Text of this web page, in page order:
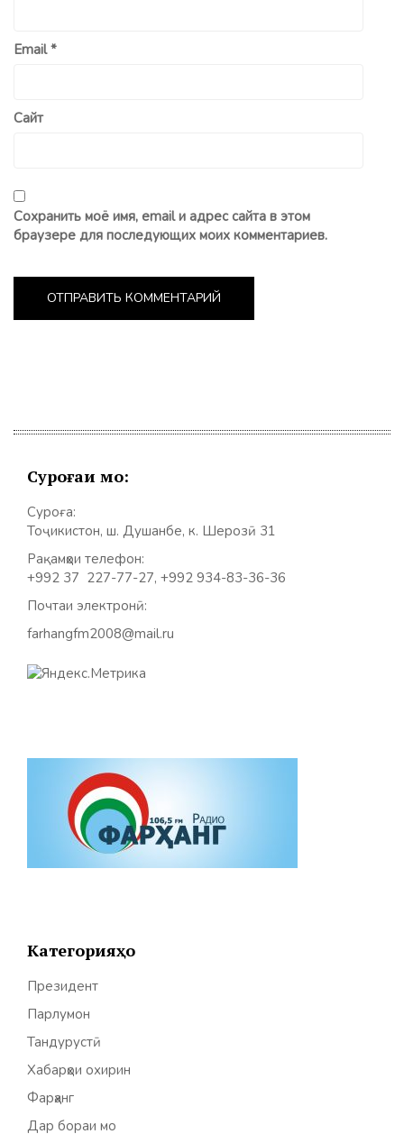
Email*
Сайт
Сохранить моё имя, email и адрес сайта в этом
браузере для последующих моих комментариев.
Суроғаи мо:
Суроға:
Тоҷикистон, ш. Душанбе, к. Шерозӣ 31
Рақамҳои телефон:
+992 37 227-77-27, +992 934-83-36-36
Почтаи электронӣ:
farhangfm2008@mail.ru
Категорияҳо
Президент
Парлумон
Тандурустӣ
Хабарҳои охирин
Фарҳанг
Дар бораи мо